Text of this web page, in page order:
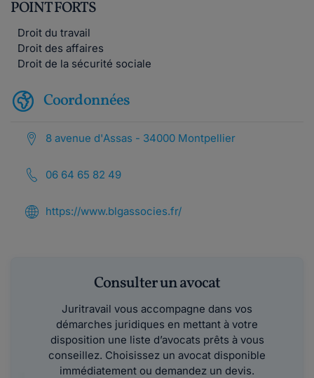
POINT FORTS
Droit du travail
Droit des affaires
Droit de la sécurité sociale
Coordonnées
8 avenue d'Assas - 34000 Montpellier
06 64 65 82 49
https://www.blgassocies.fr/
Consulter un avocat
Juritravail vous accompagne dans vos
démarches juridiques en mettant à votre
disposition une liste d’avocats prêts à vous
conseillez. Choisissez un avocat disponible
immédiatement ou demandez un devis.